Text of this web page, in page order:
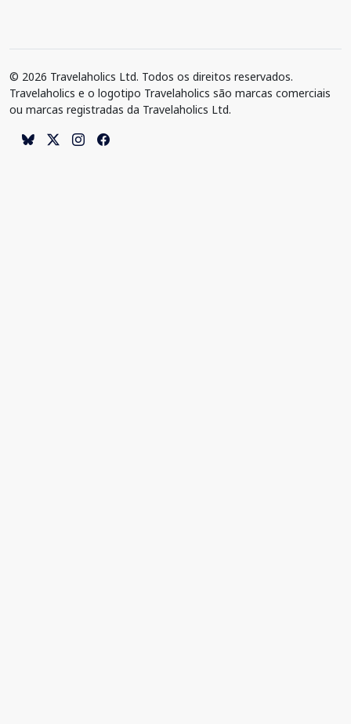
© 2026 Travelaholics Ltd. Todos os direitos reservados.
Travelaholics e o logotipo Travelaholics são marcas comerciais
ou marcas registradas da Travelaholics Ltd.